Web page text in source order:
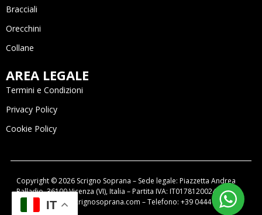
Bracciali
Orecchini
Collane
AREA LEGALE
Termini e Condizioni
Privacy Policy
Cookie Policy
Copyright © 2026 Scrigno Soprana – Sede legale: Piazzetta Andrea
Palladio, 36100 Vicenza (VI), Italia – Partita IVA: IT01781200249 –
email: negozio@scrignosoprana.com – Telefono: +39 0444 320788
Powered by OIR
IT